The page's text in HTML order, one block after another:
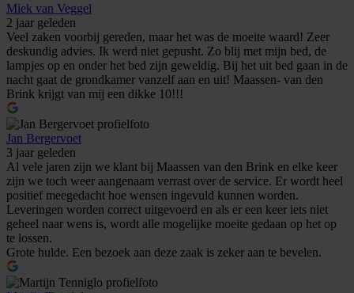
Miek van Veggel
2 jaar geleden
Veel zaken voorbij gereden, maar het was de moeite waard! Zeer
deskundig advies. Ik werd niet gepusht. Zo blij met mijn bed, de
lampjes op en onder het bed zijn geweldig. Bij het uit bed gaan in de
nacht gaat de grondkamer vanzelf aan en uit! Maassen- van den
Brink krijgt van mij een dikke 10!!!
Jan Bergervoet
3 jaar geleden
Al vele jaren zijn we klant bij Maassen van den Brink en elke keer
zijn we toch weer aangenaam verrast over de service. Er wordt heel
positief meegedacht hoe wensen ingevuld kunnen worden.
Leveringen worden correct uitgevoerd en als er een keer iets niet
geheel naar wens is, wordt alle mogelijke moeite gedaan op het op
te lossen.
Grote hulde. Een bezoek aan deze zaak is zeker aan te bevelen.